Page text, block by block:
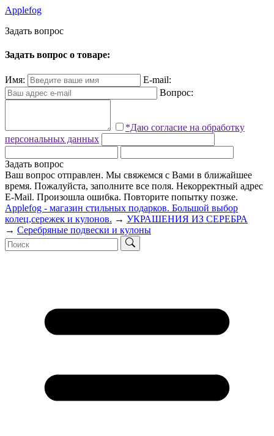
Applefog
Задать вопрос
Задать вопрос о товаре:
Имя:
E-mail:
Вопрос:
*Даю согласие на обработку
персональных данных
Задать вопрос
Ваш вопрос отправлен. Мы свяжемся с Вами в ближайшее
время. Пожалуйста, заполните все поля. Некорректный адрес
E-Mail. Произошла ошибка. Повторите попытку позже.
Applefog - магазин стильных подарков. Большой выбор
колец,сережек и кулонов. → УКРАШЕНИЯ ИЗ СЕРЕБРА
→ Серебряные подвески и кулоны